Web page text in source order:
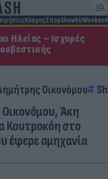
ΚόσμοςΣπορShowbizWeekend
Ηλείας – Ισχυρές
Οικονόμου
Άκη
Κουτροκόη στο
έφερε αμηχανία